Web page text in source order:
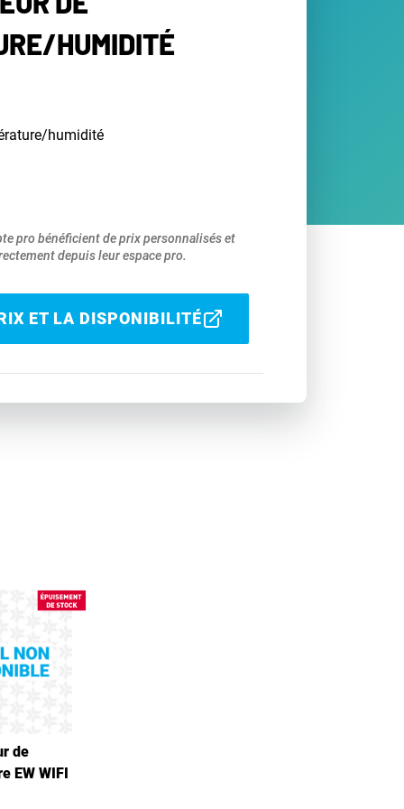
HUMIDITÉ
humidité
pro bénéficient de prix personnalisés et
depuis leur espace pro.
ET LA DISPONIBILITÉ
de
EW WIFI